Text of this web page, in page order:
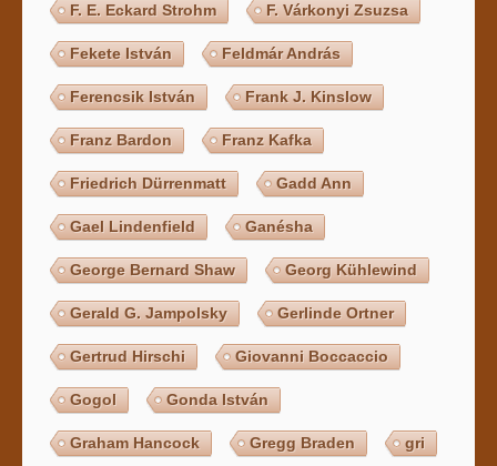
F. E. Eckard Strohm F. Várkonyi Zsuzsa
Fekete István Feldmár András
Ferencsik István Frank J. Kinslow
Franz Bardon Franz Kafka
Friedrich Dürrenmatt Gadd Ann
Gael Lindenfield Ganésha
George Bernard Shaw Georg Kühlewind
Gerald G. Jampolsky Gerlinde Ortner
Gertrud Hirschi Giovanni Boccaccio
Gogol Gonda István
Graham Hancock Gregg Braden gri